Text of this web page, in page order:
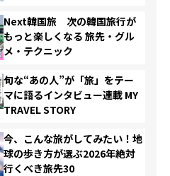
Next韓国旅 次の韓国旅行が
もっと楽しくなる 旅先・グル
メ・テクニック
旬な“あの人”が「旅」をテー
マに語るインタビュー連載 MY
TRAVEL STORY
今、こんな旅がしてみたい！地
球の歩き方が選ぶ2026年絶対
行くべき旅先30